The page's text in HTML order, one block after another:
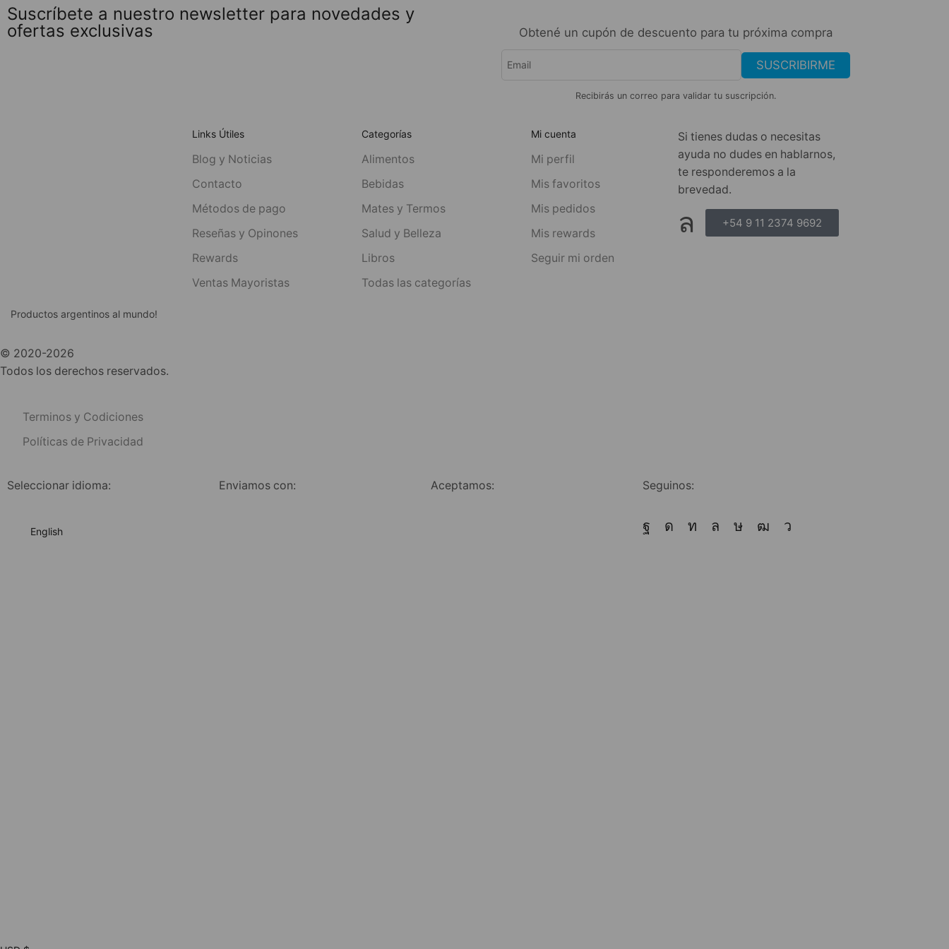
Suscríbete a nuestro newsletter para novedades y
ofertas exclusivas
Obtené un cupón de descuento para tu próxima compra
SUSCRIBIRME
Recibirás un correo para validar tu suscripción.
Productos argentinos al mundo!
© 2020-2026
Todos los derechos reservados.
Terminos y Codiciones
Políticas de Privacidad
Links Útiles
Blog y Noticias
Contacto
Métodos de pago
Reseñas y Opinones
Rewards
Ventas Mayoristas
Categorías
Alimentos
Bebidas
Mates y Termos
Salud y Belleza
Libros
Todas las categorías
Mi cuenta
Mi perfil
Mis favoritos
Mis pedidos
Mis rewards
Seguir mi orden
Si tienes dudas o necesitas
ayuda no dudes en hablarnos,
te responderemos a la
brevedad.
+54 9 11 2374 9692
Seleccionar idioma:
English
Enviamos con: Aceptamos: Seguinos: